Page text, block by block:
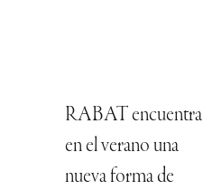
RABAT encuentra
en el verano una
nueva forma de